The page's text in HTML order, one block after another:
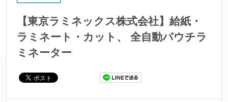
【東京ラミネックス株式会社】給紙・
ラミネート・カット、 全自動パウチラ
ミネーター